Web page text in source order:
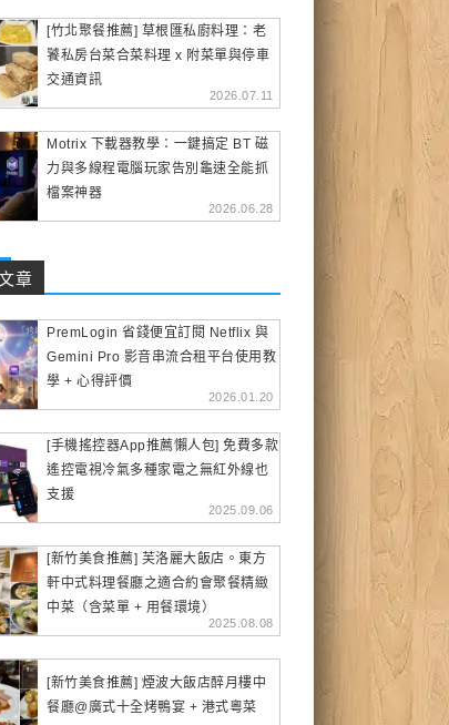
[竹北聚餐推薦] 草根匯私廚料理：老
饕私房台菜合菜料理 x 附菜單與停車
交通資訊
2026.07.11
Motrix 下載器教學：一鍵搞定 BT 磁
力與多線程電腦玩家告別龜速全能抓
檔案神器
2026.06.28
章
PremLogin 省錢便宜訂閱 Netflix 與
Gemini Pro 影音串流合租平台使用教
學 + 心得評價
2026.01.20
[手機搖控器App推薦懶人包] 免費多款
遙控電視冷氣多種家電之無紅外線也
支援
2025.09.06
[新竹美食推薦] 芙洛麗大飯店。東方
軒中式料理餐廳之適合約會聚餐精緻
中菜（含菜單 + 用餐環境）
2025.08.08
[新竹美食推薦] 煙波大飯店醉月樓中
餐廳@廣式十全烤鴨宴 + 港式粵菜